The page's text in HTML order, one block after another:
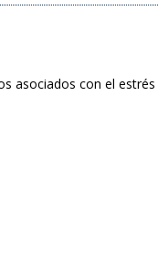
asociados con el